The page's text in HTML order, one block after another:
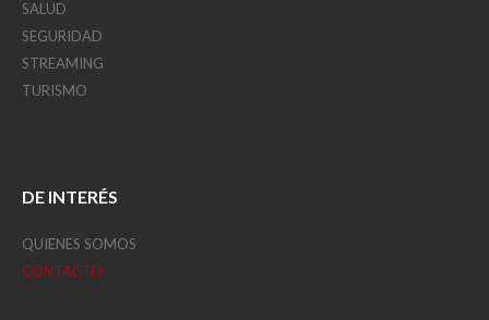
SALUD
SEGURIDAD
STREAMING
TURISMO
DE INTERÉS
QUIENES SOMOS
CONTACTO